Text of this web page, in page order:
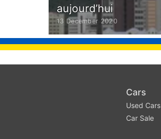
aujourd’hui
13 December 2020
Cars
Used Cars
Car Sale